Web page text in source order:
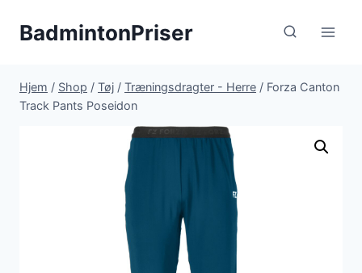
BadmintonPriser
Hjem / Shop / Tøj / Træningsdragter - Herre / Forza Canton
Track Pants Poseidon